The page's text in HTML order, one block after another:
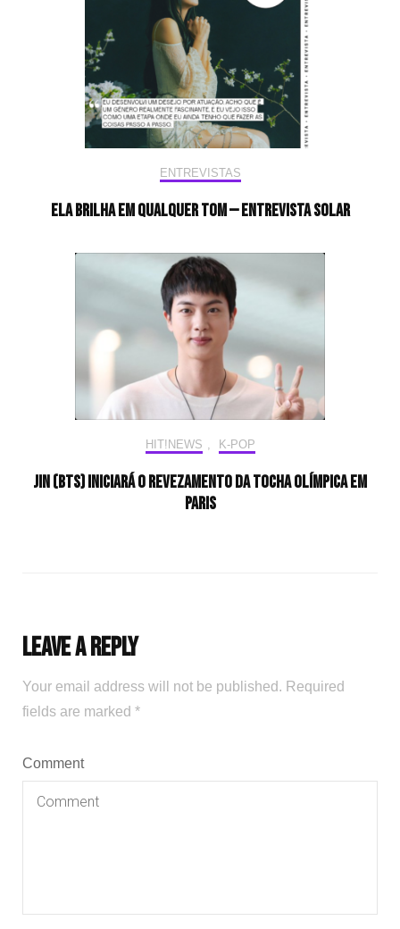
ENTREVISTAS
Ela brilha em qualquer tom — Entrevista Solar
HIT!NEWS K-POP
Jin (BTS) iniciará o revezamento da tocha olímpica em
Paris
Leave a Reply
Your email address will not be published. Required
fields are marked *
Comment